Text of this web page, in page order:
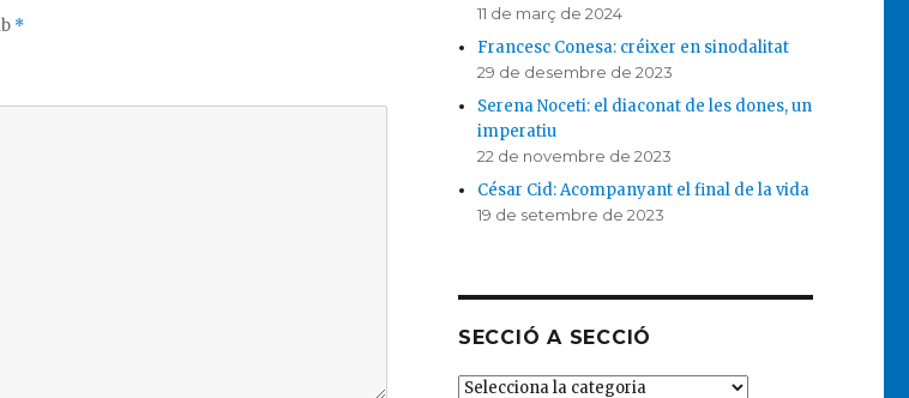
*
11 de març de 2024
Francesc Conesa: créixer en sinodalitat
29 de desembre de 2023
Serena Noceti: el diaconat de les dones, un
imperatiu
22 de novembre de 2023
César Cid: Acompanyant el final de la vida
19 de setembre de 2023
SECCIÓ A SECCIÓ
SECCIÓ